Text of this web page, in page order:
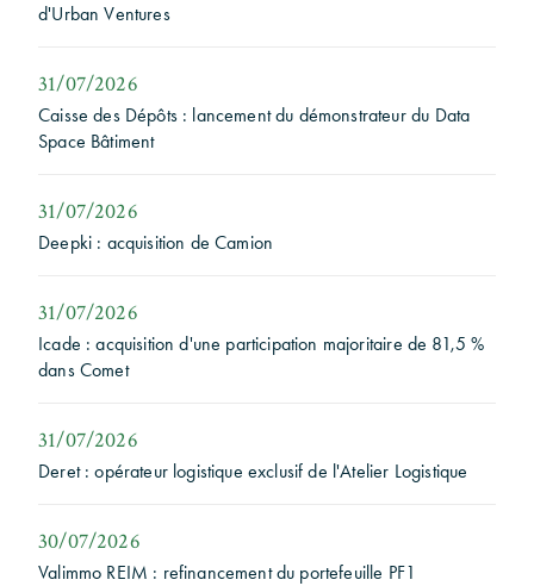
d'Urban Ventures
31/07/2026
Caisse des Dépôts : lancement du démonstrateur du Data
Space Bâtiment
31/07/2026
Deepki : acquisition de Camion
31/07/2026
Icade : acquisition d'une participation majoritaire de 81,5 %
dans Comet
31/07/2026
Deret : opérateur logistique exclusif de l'Atelier Logistique
30/07/2026
Valimmo REIM : refinancement du portefeuille PF1